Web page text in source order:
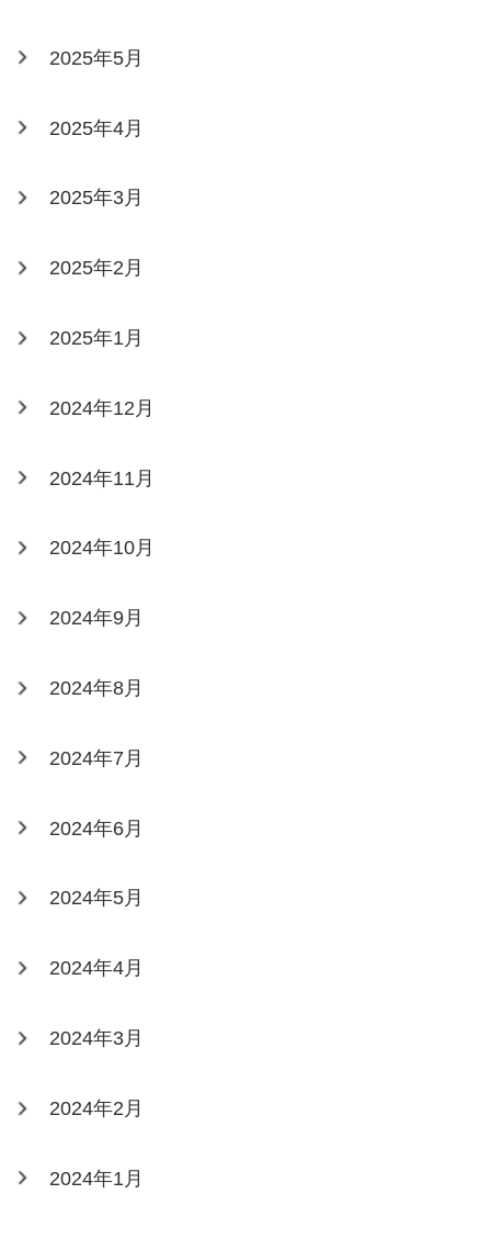
2025年5月
2025年4月
2025年3月
2025年2月
2025年1月
2024年12月
2024年11月
2024年10月
2024年9月
2024年8月
2024年7月
2024年6月
2024年5月
2024年4月
2024年3月
2024年2月
2024年1月